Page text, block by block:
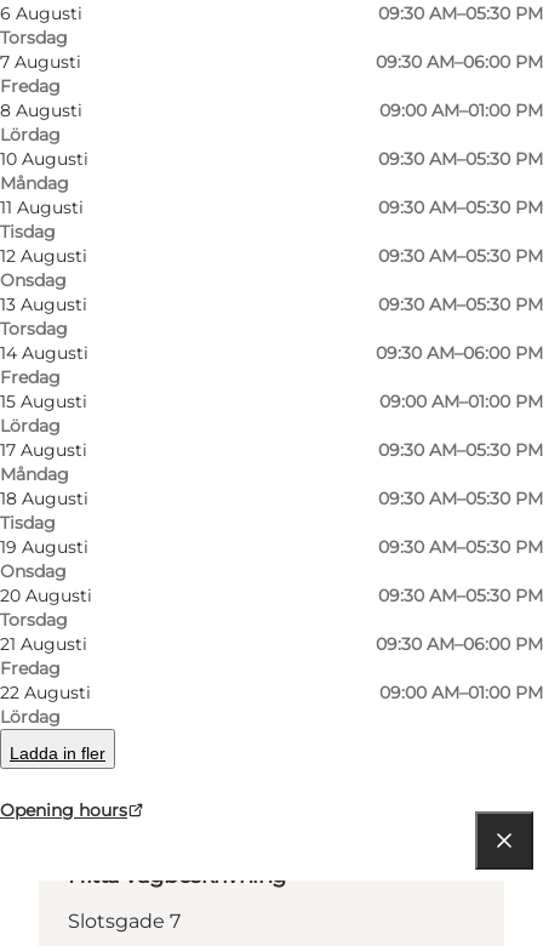
6 Augusti
Torsdag
09:30 AM–05:30 PM
7 Augusti
Fredag
09:30 AM–06:00 PM
8 Augusti
Lördag
09:00 AM–01:00 PM
10 Augusti
Måndag
09:30 AM–05:30 PM
11 Augusti
Tisdag
09:30 AM–05:30 PM
12 Augusti
Onsdag
09:30 AM–05:30 PM
13 Augusti
Torsdag
09:30 AM–05:30 PM
14 Augusti
Fredag
09:30 AM–06:00 PM
15 Augusti
Lördag
09:00 AM–01:00 PM
17 Augusti
Måndag
09:30 AM–05:30 PM
18 Augusti
Tisdag
09:30 AM–05:30 PM
19 Augusti
Onsdag
09:30 AM–05:30 PM
20 Augusti
Torsdag
09:30 AM–05:30 PM
21 Augusti
Fredag
09:30 AM–06:00 PM
22 Augusti
Lördag
09:00 AM–01:00 PM
Ladda in fler
Opening hours
In the store you will find the newest collections
from renowned brands such as Matinique,
Björn Borg, Lindbergh, and JBS.
Feel free to come by for a visit, and we will
happily help you make the right fashion
choices for your wardrobe.
Läs mer
Hitta vägbeskrivning
Slotsgade 7